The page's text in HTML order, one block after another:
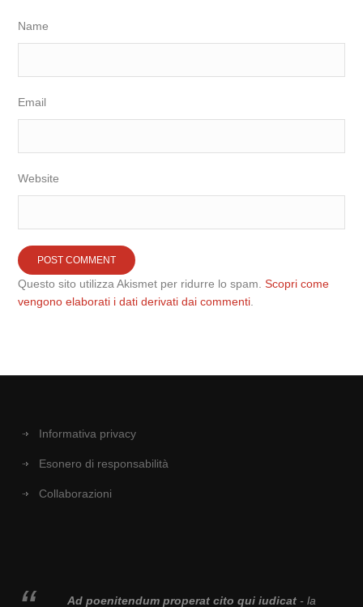
Name
Email
Website
Questo sito utilizza Akismet per ridurre lo spam.Scopri come
vengono elaborati i dati derivati dai commenti
Informativa privacy
Esonero di responsabilità
Collaborazioni
Ad poenitendum properat cito qui iudicat- la